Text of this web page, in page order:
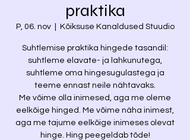
praktika
P, 06. nov
  |
Kõiksuse Kanaldused Stuudio
Suhtlemise praktika hingede tasandil:
suhtleme elavate- ja lahkunutega,
suhtleme oma hingesugulastega ja
teeme ennast neile nähtavaks.
Me võime olla inimesed, aga me oleme
eelkõige hinged. Me võime näha inimest,
aga me tajume eelkõige inimeses olevat
hinge. Hing peegeldab tõde!